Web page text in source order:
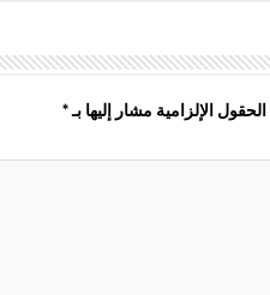
الحقول الإلزامية مشار إليها بـ*